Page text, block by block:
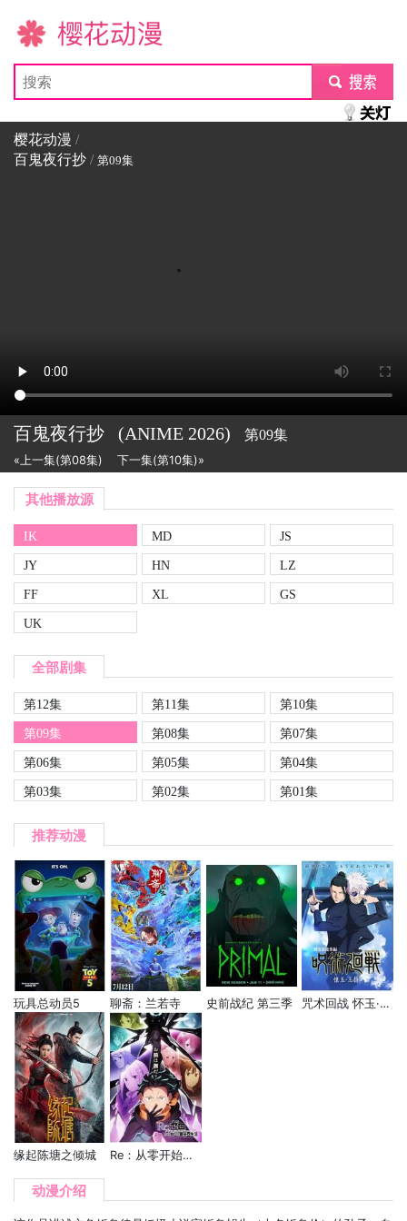
樱花动漫
submit
樱花动漫 /
百鬼夜行抄 / 第09集
百鬼夜行抄 (ANIME 2026) 第09集
«上一集(第08集) 下一集(第10集)»
其他播放源
IK MD
JS
JY
HN
LZ
FF
XL
GS
UK
全部剧集
第12集 第11集
第10集
第09集
第08集
第07集
第06集
第05集
第04集
第03集
第02集 第01集
推荐动漫
玩具总动员5 聊斋：兰若寺 史前战纪 第三季 咒术回战 怀玉·玉折 总集篇
缘起陈塘之倾城 Re：从零开始的异世界生活 第四季 夺还篇
动漫介绍